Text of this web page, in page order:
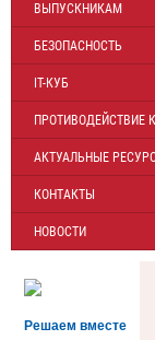
ВЫПУСКНИКАМ
БЕЗОПАСНОСТЬ
IT-КУБ
ПРОТИВОДЕЙСТВИЕ
АКТУАЛЬНЫЕ
КОНТАКТЫ
НОВОСТИ
Решаем вместе